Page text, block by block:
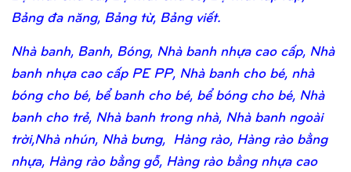
Bảng đa năng, Bảng từ, Bảng viết.
Nhà banh, Banh, Bóng, Nhà banh nhựa cao cấp, Nhà
banh nhựa cao cấp PE PP, Nhà banh cho bé, nhà
bóng cho bé, bể banh cho bé, bể bóng cho bé, Nhà
banh cho trẻ, Nhà banh trong nhà, Nhà banh ngoài
trời,Nhà nhún, Nhà bưng, Hàng rào, Hàng rào bằng
nhựa, Hàng rào bằng gỗ, Hàng rào bằng nhựa cao